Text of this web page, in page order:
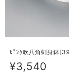
ﾋﾟﾝｸ吹八角刺身鉢
¥3,540